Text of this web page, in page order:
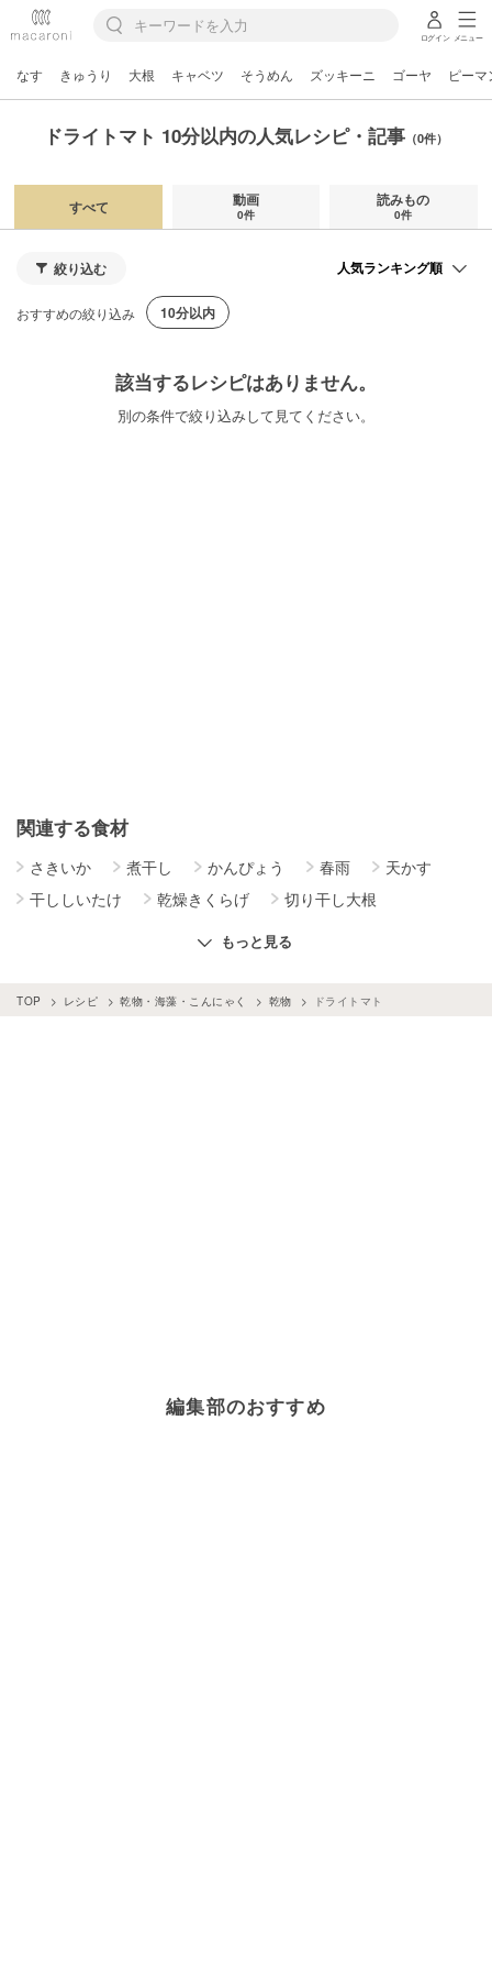
ログイン メニュー
なす きゅうり 大根 キャベツ そうめん ズッキーニ ゴーヤ ピーマ
ドライトマト 10分以内の人気レシピ・記事 （0件）
すべて 動画
0件
読みもの
0件
絞り込む
おすすめの絞り込み 10分以内
該当するレシピはありません。
別の条件で絞り込みして見てください。
関連する食材
さきいか 煮干し かんぴょう 春雨
天かす
干ししいたけ
乾燥きくらげ
切り干し大根
ドライパセリ
もっと見る
TOP レシピ 乾物・海藻・こんにゃく 乾物 ドライトマト
編集部のおすすめ